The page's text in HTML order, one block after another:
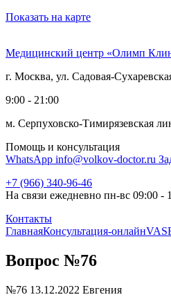
Показать на карте
Медицинский центр «Олимп
г. Москва, ул. Садовая-
9:00 - 21:00
м. Серпуховско-Тимирязевская
Помощь и консультация
WhatsApp info@volkov-doctor.ru
+7 (966) 340-96-46
На связи ежедневно пн-вс 09:00 -
Контакты
ГлавнаяКонсультация-онлайн
Вопрос №76
№76 13.12.2022 Евгения